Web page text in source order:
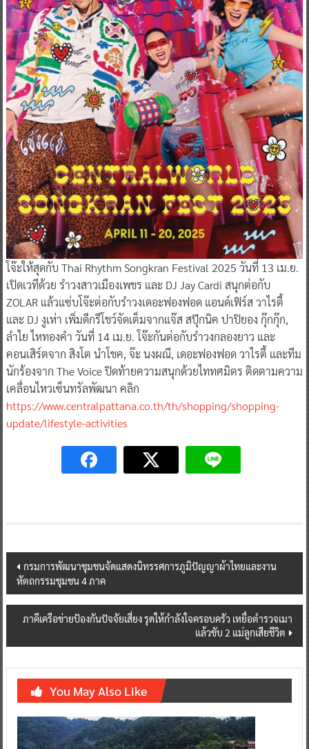
โจ๊ะให้สุดกับ Thai Rhythm Songkran Festival 2025 วันที่ 13 เม.ย.
เปิดเวทีด้วย รำวงสาวเมืองเพชร และ DJ Jay Cardi สนุกต่อกับ
ZOLAR แล้วแซ่บโจ๊ะต่อกับรำวงเดอะฟองฟอด แอนด์เฟิร์ส วาไรตี้
และ DJ งูเห่า เพิ่มดีกรีโชว์จัดเต็มจากแจ๊ส สปุ๊กนิค ปาปิยอง กุ๊กกุ๊ก,
ลำไย ไหทองคำ วันที่ 14 เม.ย. โจ๊ะกันต่อกับรำวงกลองยาว และ
คอนเสิร์ตจาก สิงโต นำโชค, จ๊ะ นงผณี, เดอะฟองฟอด วาไรตี้ และทีม
นักร้องจาก The Voice ปิดท้ายความสนุกด้วยไททศมิตร ติดตามความ
เคลื่อนไหวเซ็นทรัลพัฒนา คลิก
https://www.centralpattana.co.th/th/shopping/shopping-
update/lifestyle-activities
Post
navigation
กรมการพัฒนาชุมชนจัดแสดงนิทรรศการภูมิปัญญาผ้าไทยและงาน
หัตถกรรมชุมชน 4 ภาค
ภาคีเครือข่ายป้องกันปัจจัยเสี่ยง รุดให้กำลังใจครอบครัว เหยื่อตำรวจเมา
แล้วขับ 2 แม่ลูกเสียชีวิต
You May Also Like